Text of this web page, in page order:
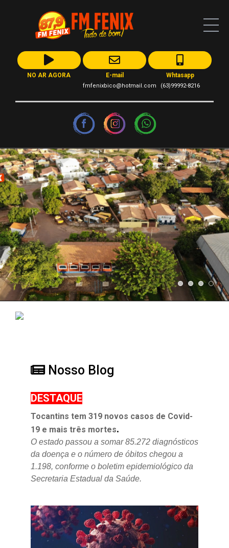
NO AR AGORA E-mail
fmfenixbico@hotmail.com
Whtasapp
(63)99992-8216
Nosso Blog
DESTAQUE
Tocantins tem 319 novos casos de Covid-
19 e mais três mortes.
O estado passou a somar 85.272 diagnósticos
da doença e o número de óbitos chegou a
1.198, conforme o boletim epidemiológico da
Secretaria Estadual da Saúde.